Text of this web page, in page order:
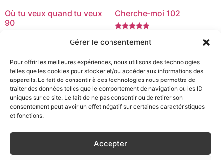
Gérer le consentement
Pour offrir les meilleures expériences, nous utilisons des technologies
telles que les cookies pour stocker et/ou accéder aux informations des
appareils. Le fait de consentir à ces technologies nous permettra de
traiter des données telles que le comportement de navigation ou les ID
uniques sur ce site. Le fait de ne pas consentir ou de retirer son
consentement peut avoir un effet négatif sur certaines caractéristiques
et fonctions.
Accepter
Où tu veux quand tu veux
90
1080,00€
Choix des options
Cherche-moi 102
5.00
Choix des options